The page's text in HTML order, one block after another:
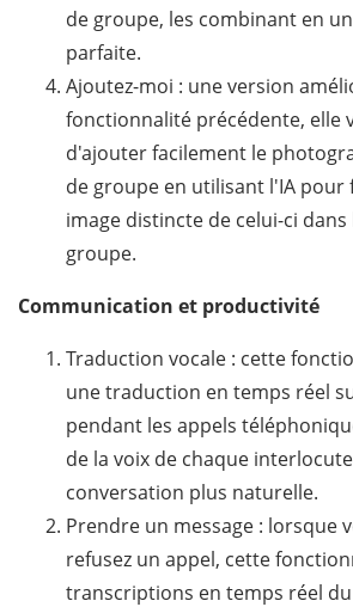
de groupe, les combinant en
parfaite.
Ajoutez-moi : une version
fonctionnalité précédente, elle
d'ajouter facilement le
de groupe en utilisant l'IA pour
image distincte de celui-ci
groupe.
Communication et productivité
Traduction vocale : cette
une traduction en temps réel
pendant les appels
de la voix de chaque
conversation plus naturelle.
Prendre un message : lorsque
refusez un appel, cette
transcriptions en temps réel